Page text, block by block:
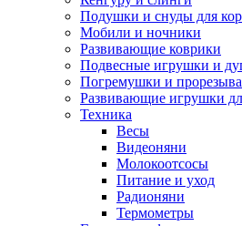
Подушки и снуды для
Мобили и ночники
Развивающие коврики
Подвесные игрушки и
Погремушки и
Развивающие игрушки
Техника
Весы
Видеоняни
Молокоотсосы
Питание и уход
Радионяни
Термометры